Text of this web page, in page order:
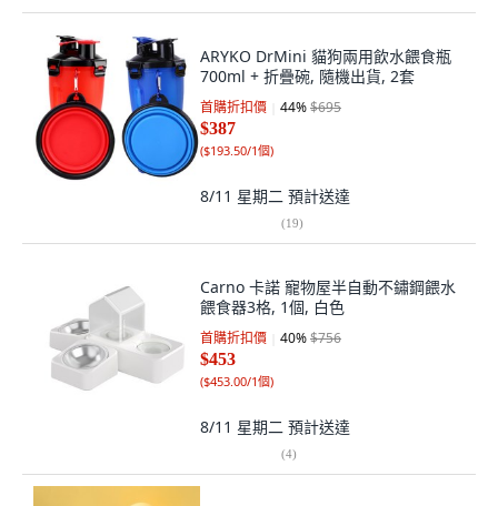
ARYKO DrMini 貓狗兩用飲水餵食瓶
700ml + 折疊碗, 隨機出貨, 2套
首購折扣價 44%$695
$387
($193.50/1個)
8/11 星期二 預計送達
(19)
Carno 卡諾 寵物屋半自動不鏽鋼餵水
餵食器3格, 1個, 白色
首購折扣價 40%$756
$453
($453.00/1個)
8/11 星期二 預計送達
(4)